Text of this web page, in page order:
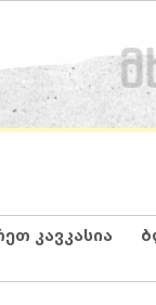
კავკასია